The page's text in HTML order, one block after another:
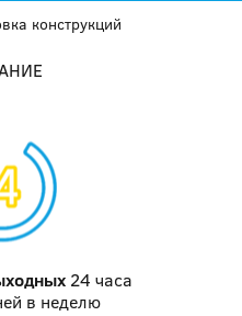
конструкций
24 часа
в неделю